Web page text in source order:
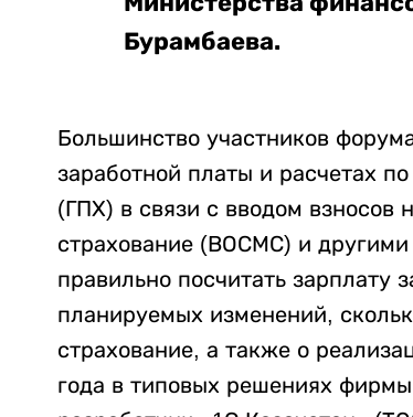
Бурамбаева.
Большинство участников
заработной платы и расчетах
(ГПХ) в связи с вводом взносов
страхование (ВОСМС) и
правильно посчитать зарплату
планируемых изменений,
страхование, а также о
года в типовых решениях фирмы